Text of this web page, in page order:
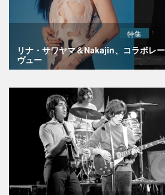
特集
リナ・サワヤマ＆Nakajin、コラボレ
ヴュー